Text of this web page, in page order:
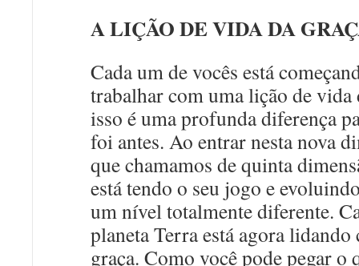
A LIÇÃO DE VIDA DA
Cada um de vocês está
trabalhar com uma lição de vida
isso é uma profunda diferença
foi antes. Ao entrar nesta nova
que chamamos de quinta
está tendo o seu jogo e
um nível totalmente diferente.
planeta Terra está agora lidando
graça. Como você pode pegar o